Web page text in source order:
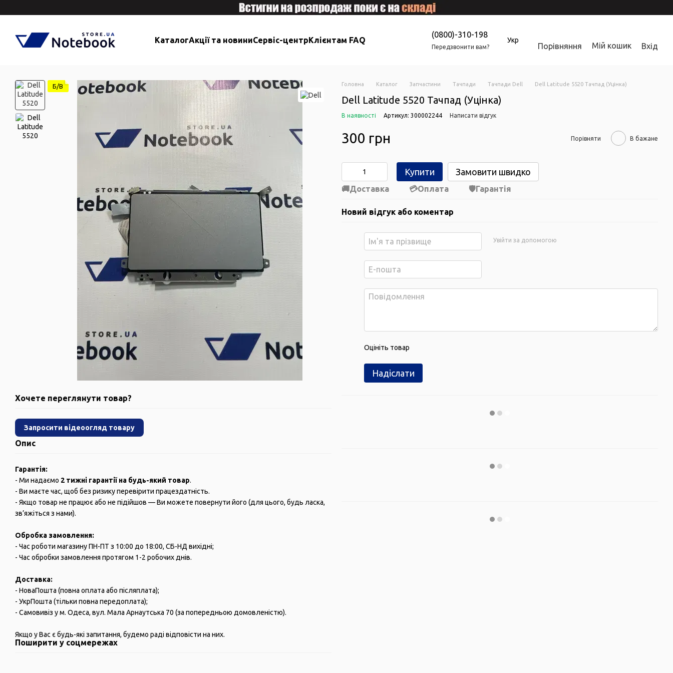
КаталогАкції та новиниСервіс-центрКлієнтам FAQ
(0800)-310-198
Передзвонити вам?
Укр
Порівняння Мій кошик Вхід
Б/В
Хочете переглянути товар?
Запросити відеоогляд товару
Опис
Гарантія:
- Ми надаємо 2 тижні гарантії на будь-який товар.
- Ви маєте час, щоб без ризику перевірити працездатність.
- Якщо товар не працює або не підійшов — Ви можете повернути його (для цього, будь ласка,
зв’яжіться з нами).
Обробка замовлення:
- Час роботи магазину ПН-ПТ з 10:00 до 18:00, СБ-НД вихідні;
- Час обробки замовлення протягом 1-2 робочих днів.
Доставка:
- НоваПошта (повна оплата або післяплата);
- УкрПошта (тільки повна передоплата);
- Самовивіз у м. Одеса, вул. Мала Арнаутська 70 (за попередньою домовленістю).
Якщо у Вас є будь-які запитання, будемо раді відповісти на них.
Поширити у соцмережах
Головна Каталог Запчастини Тачпади Тачпади Dell Dell Latitude 5520 Тачпад (Уцінка)
Dell Latitude 5520 Тачпад (Уцінка)
В наявності Артикул: 300002244 Написати відгук
300 грн Порівняти В бажане
Купити Замовити швидко
Доставка Оплата Гарантія
Новий відгук або коментар
Увійти за допомогою
Оцініть товар
Надіслати